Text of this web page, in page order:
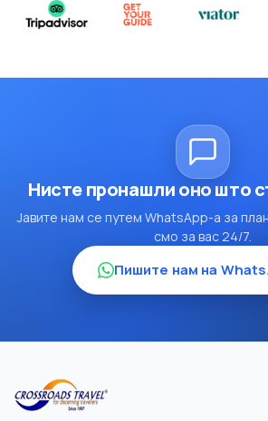
Нисте пронашли оно што
Јавите нам се путем WhatsApp-а за
смо за вас 24/7.
Пишите нам на